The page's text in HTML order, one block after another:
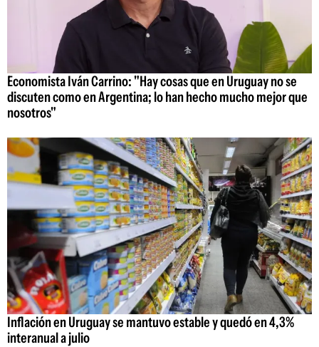
Economista Iván Carrino: "Hay cosas que en Uruguay no se
discuten como en Argentina; lo han hecho mucho mejor que
nosotros"
Inflación en Uruguay se mantuvo estable y quedó en 4,3%
interanual a julio